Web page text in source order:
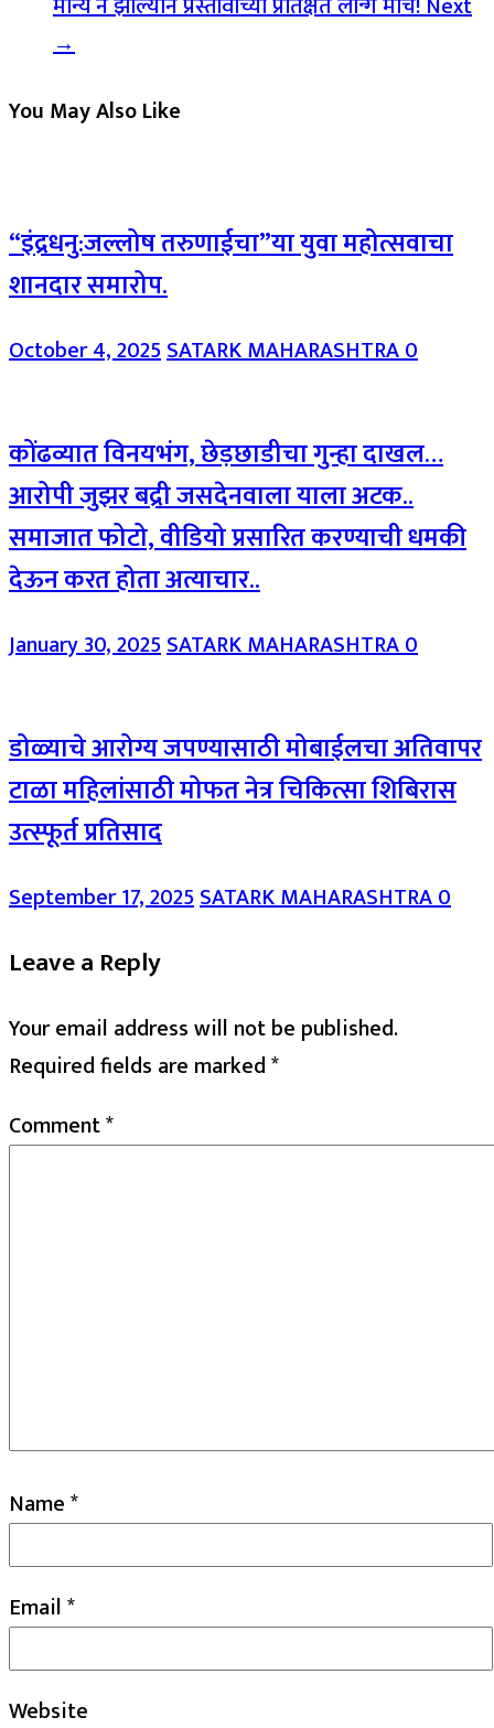
→
You May Also Like
“इंद्रधनु:जल्लोष तरुणाईचा”या युवा महोत्सवाचा
शानदार समारोप.
October 4, 2025SATARK MAHARASHTRA0
कोंढव्यात विनयभंग, छेड़छाडीचा गुन्हा दाखल…
आरोपी जुझर बद्री जसदेनवाला याला अटक..
समाजात फोटो, वीडियो प्रसारित करण्याची धमकी
देऊन करत होता अत्याचार..
January 30, 2025SATARK MAHARASHTRA0
डोळ्याचे आरोग्य जपण्यासाठी मोबाईलचा अतिवापर
टाळा महिलांसाठी मोफत नेत्र चिकित्सा शिबिरास
उत्स्फूर्त प्रतिसाद
September 17, 2025SATARK MAHARASHTRA0
Leave a Reply
Your email address will not be published.
Required fields are marked*
Comment*
Name*
Email*
Website